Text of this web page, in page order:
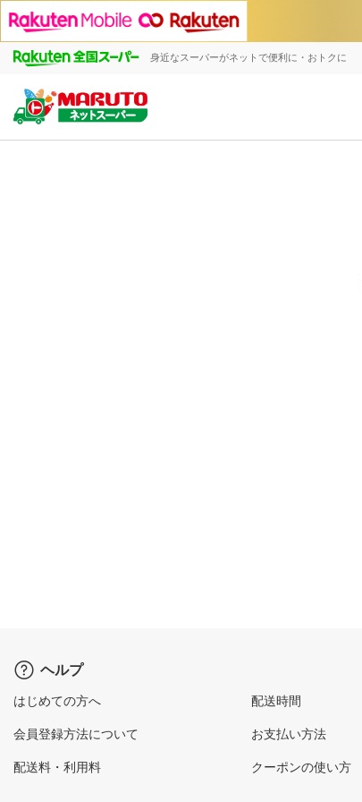
身近なスーパーがネットで便利に・おトクに
ヘルプ
はじめての方へ
会員登録方法について
配送料・利用料
配送時間
お支払い方法
クーポンの使い方